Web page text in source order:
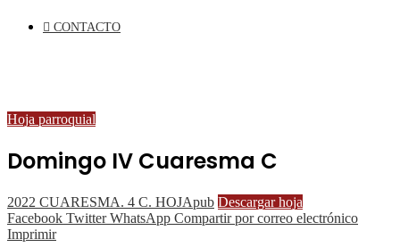
CONTACTO
Hoja parroquial
Domingo IV Cuaresma C
2022 CUARESMA. 4 C. HOJApub Descargar hoja
Facebook Twitter WhatsApp Compartir por correo electrónico
Imprimir